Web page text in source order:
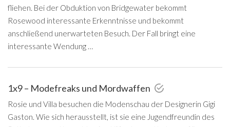
fliehen. Bei der Obduktion von Bridgewater bekommt
Rosewood interessante Erkenntnisse und bekommt
anschließend unerwarteten Besuch. Der Fall bringt eine
interessante Wendung …
1x9 – Modefreaks und Mordwaffen
Rosie und Villa besuchen die Modenschau der Designerin Gigi
Gaston. Wie sich herausstellt, ist sie eine Jugendfreundin des